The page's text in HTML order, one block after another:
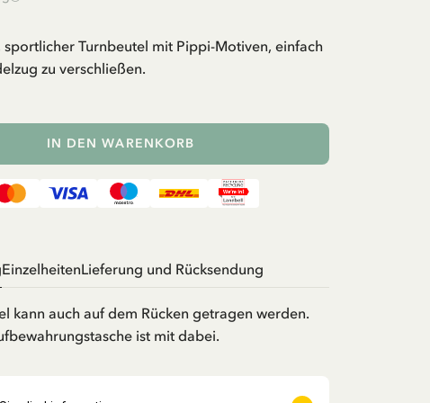
sportlicher Turnbeutel mit Pippi-Motiven, einfach
zu verschließen.
IN DEN WARENKORB
EinzelheitenLieferung und Rücksendung
kann auch auf dem Rücken getragen werden.
ist mit dabei.